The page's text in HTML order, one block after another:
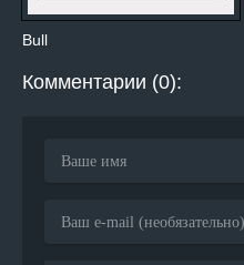
Bull
Комментарии (0):